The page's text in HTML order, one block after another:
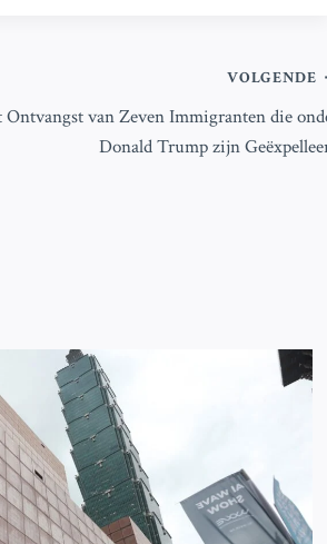
VOLGENDE
Ontvangst van Zeven Immigranten die
Donald Trump zijn